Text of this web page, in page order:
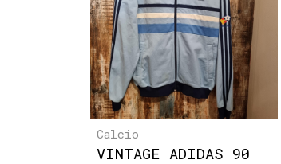
Calcio
VINTAGE ADIDAS 90